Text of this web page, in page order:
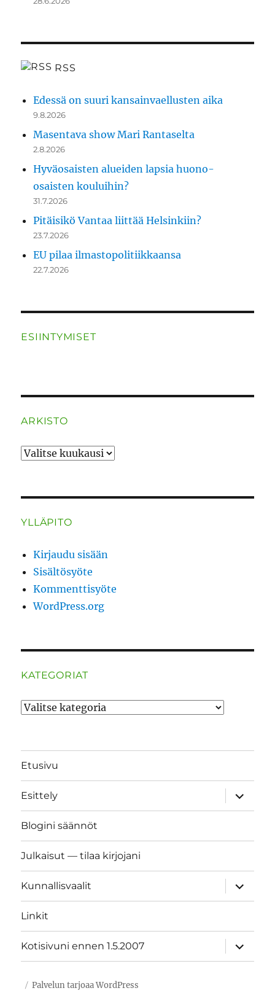
RSS
Edessä on suuri kansainvaellusten aika
9.8.2026
Masentava show Mari Rantaselta
2.8.2026
Hyväosaisten alueiden lapsia huono-
osaisten kouluihin?
31.7.2026
Pitäisikö Vantaa liittää Helsinkiin?
23.7.2026
EU pilaa ilmastopolitiikkaansa
22.7.2026
ESIINTYMISET
ARKISTO
ARKISTO
YLLÄPITO
Kirjaudu sisään
Sisältösyöte
Kommenttisyöte
WordPress.org
KATEGORIAT
Kategoriat
Etusivu
Esittely
näytä
Blogini säännöt
Julkaisut — tilaa kirjojani
Kunnallisvaalit
näytä
Linkit
Kotisivuni ennen 1.5.2007
näytä
Palvelun tarjoaa WordPress